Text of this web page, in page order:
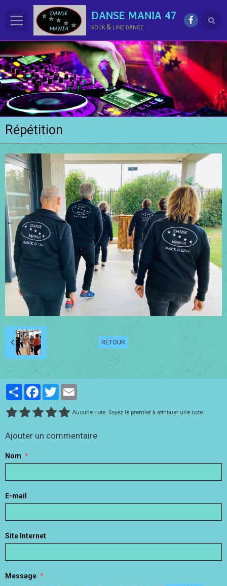
DANSE MANIA 47
rock & line dance
ACCUEIL
LE CLUB
La LINE DANCE
Le ROCK
Groupe Démo - Animations
PHOTOS
BONUS
Contact
Annuaire
Répétition
RETOUR
PartagerFacebookTwitter
Aucune note. Soyez le premier à attribuer une note !
Ajouter un commentaire
Nom
E-mail
Site Internet
Message